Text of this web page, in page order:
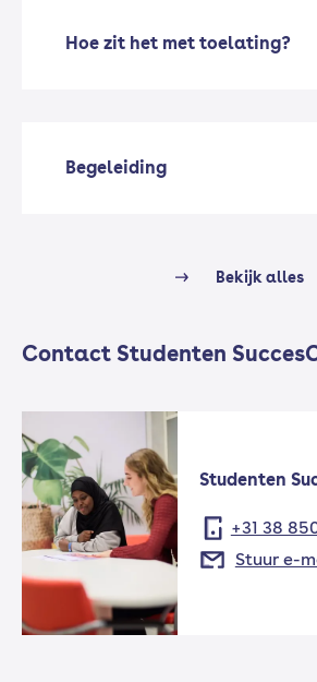
Hoe zit het met toelating?
Begeleiding
Bekijk alles
Contact Studenten
Studenten
+31 38
Stuur e-